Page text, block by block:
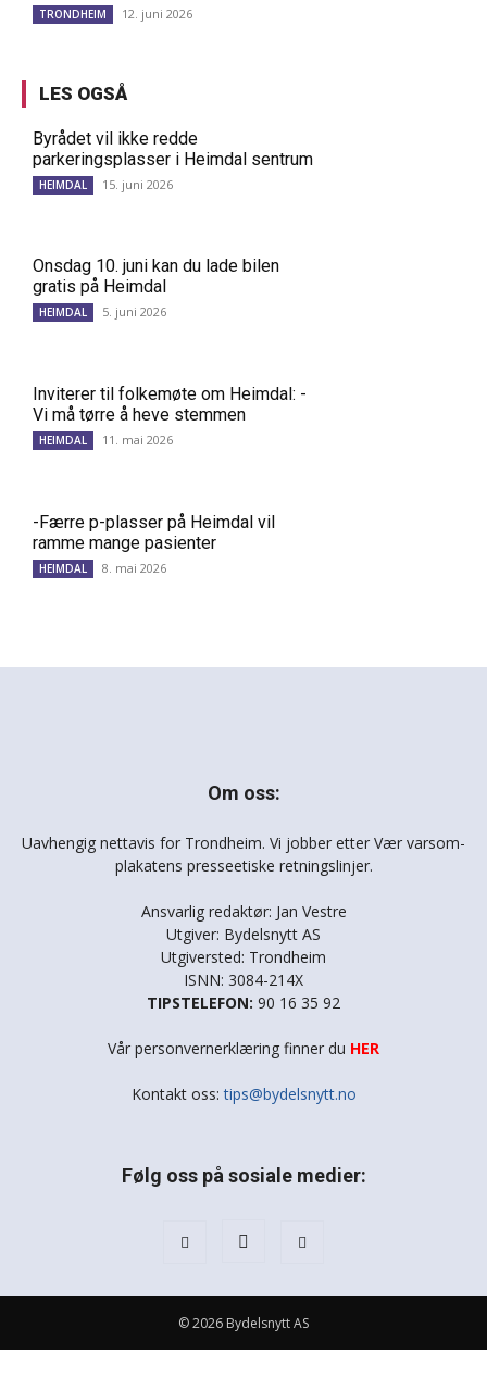
TRONDHEIM 12. juni 2026
LES OGSÅ
Byrådet vil ikke redde
parkeringsplasser i Heimdal sentrum
HEIMDAL 15. juni 2026
Onsdag 10. juni kan du lade bilen
gratis på Heimdal
HEIMDAL 5. juni 2026
Inviterer til folkemøte om Heimdal: -
Vi må tørre å heve stemmen
HEIMDAL 11. mai 2026
-Færre p-plasser på Heimdal vil
ramme mange pasienter
HEIMDAL 8. mai 2026
Om oss:
Uavhengig nettavis for Trondheim. Vi jobber etter Vær varsom-
plakatens presseetiske retningslinjer.
Ansvarlig redaktør: Jan Vestre
Utgiver: Bydelsnytt AS
Utgiversted: Trondheim
ISNN: 3084-214X
TIPSTELEFON: 90 16 35 92
Vår personvernerklæring finner du HER
Kontakt oss:tips@bydelsnytt.no
Følg oss på sosiale medier:
© 2026 Bydelsnytt AS